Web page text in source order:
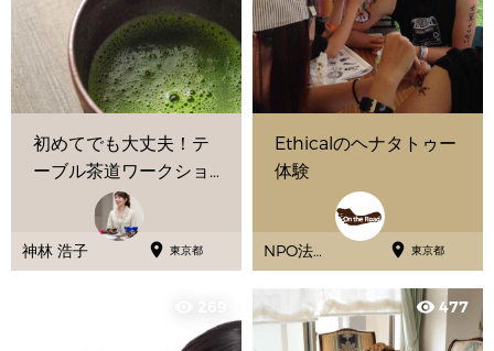
初めてでも大丈夫！テ
ーブル茶道ワークショ
神林 浩子  東京都
Ethicalのヘナタトゥー
体験
NPO法人
オンザロ
 東京都
visibility 477